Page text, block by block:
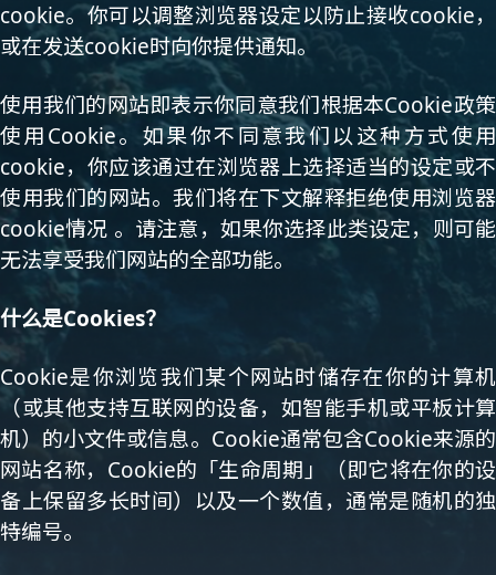
cookie。你可以调整浏览器设定以防止接收cookie，
或在发送cookie时向你提供通知。
使用我们的网站即表示你同意我们根据本Cookie政策
使用Cookie。如果你不同意我们以这种方式使用
cookie，你应该通过在浏览器上选择适当的设定或不
使用我们的网站。我们将在下文解释拒绝使用浏览器
cookie情况 。请注意，如果你选择此类设定，则可能
无法享受我们网站的全部功能。
什么是Cookies？
Cookie是你浏览我们某个网站时储存在你的计算机
（或其他支持互联网的设备，如智能手机或平板计算
机）的小文件或信息。Cookie通常包含Cookie来源的
网站名称，Cookie的「生命周期」（即它将在你的设
备上保留多长时间）以及一个数值，通常是随机的独
特编号。